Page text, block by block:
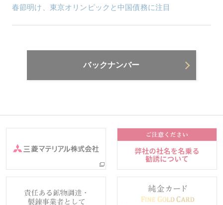
春節明け、東京オリンピックと中国債務に注目
バックナンバー